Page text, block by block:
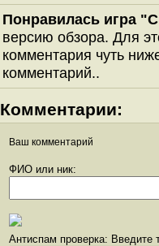
Понравилась игра
версию обзора. Для
комментария чуть
комментарий..
Комментарии:
Ваш комментарий
ФИО или ник:
Антиспам проверка: Введите